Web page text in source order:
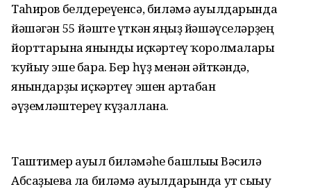
Таһиров белдереүенсә, биләмә ауылдарында
йәшәгән 55 йәште үткән яңғыҙ йәшәүселәрҙең
йорттарына янғынды иҫкәртеү ҡоролмалары
ҡуйыу эше бара. Бер һүҙ менән әйткәндә,
янғындарҙы иҫкәртеү эшен артабан
әүҙемләштереү күҙаллана.
Таштимер ауыл биләмәһе башлығы Вәсилә
Абсаҙыева ла биләмә ауылдарында ут сығыу